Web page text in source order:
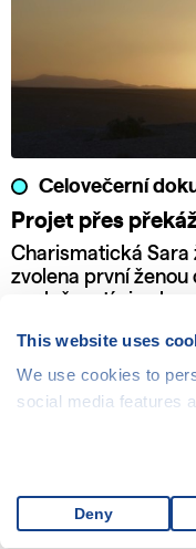
This website uses
We use cookies to
social media features
media, advertising
them or that they’ve
services.
Deny
Celovečerní
Projet přes
Charismatická Sara
zvolena první
společností si